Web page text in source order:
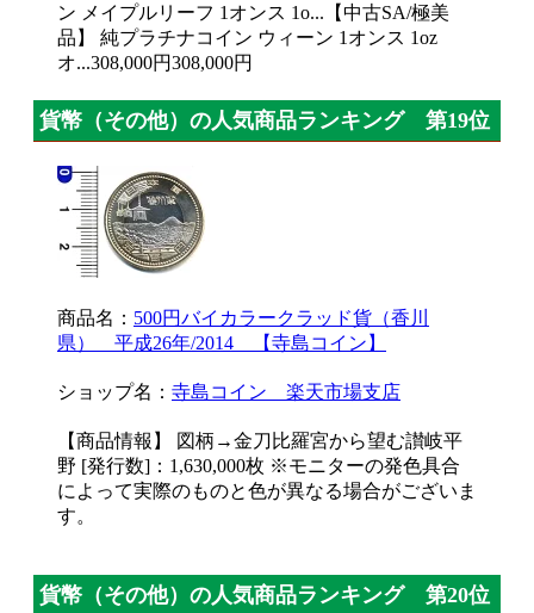
ン メイプルリーフ 1オンス 1o...【中古SA/極美
品】 純プラチナコイン ウィーン 1オンス 1oz
オ...308,000円308,000円
貨幣（その他）の人気商品ランキング 第19位
商品名： 500円バイカラークラッド貨（香川
県） 平成26年/2014 【寺島コイン】
ショップ名： 寺島コイン 楽天市場支店
【商品情報】 図柄→金刀比羅宮から望む讃岐平
野 [発行数]：1,630,000枚 ※モニターの発色具合
によって実際のものと色が異なる場合がございま
す。
貨幣（その他）の人気商品ランキング 第20位